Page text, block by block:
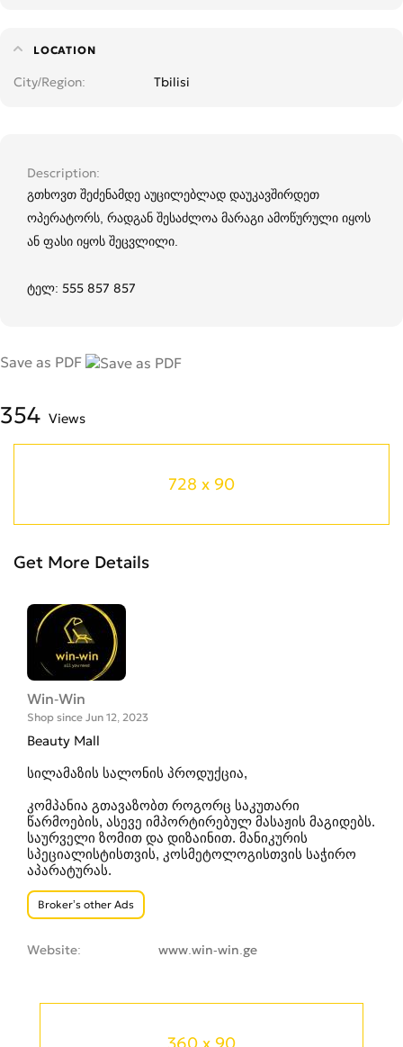
LOCATION
City/Region Tbilisi
Description
გთხოვთ შეძენამდე აუცილებლად დაუკავშირდეთ
ოპერატორს, რადგან შესაძლოა მარაგი ამოწურული იყოს
ან ფასი იყოს შეცვლილი.
ტელ: 555 857 857
Save as PDF
354 Views
728 x 90
Get More Details
Win-Win
Shop since Jun 12, 2023
Beauty Mall
სილამაზის სალონის პროდუქცია,
კომპანია გთავაზობთ როგორც საკუთარი
წარმოების, ასევე იმპორტირებულ მასაჟის მაგიდებს.
საურველი ზომით და დიზაინით. მანიკურის
სპეციალისტისთვის, კოსმეტოლოგისთვის საჭირო
აპარატურას.
Broker’s other Ads
Website www.win-win.ge